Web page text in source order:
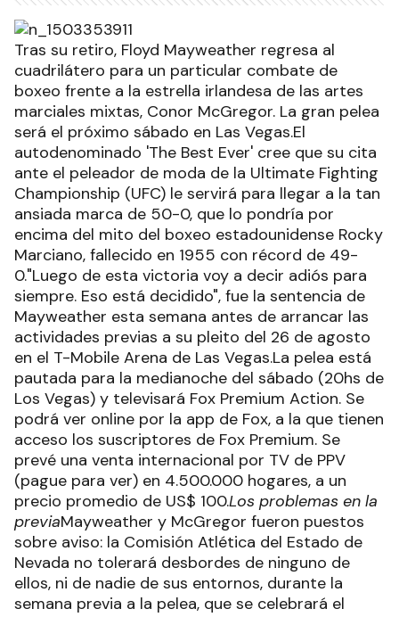
Tras su retiro, Floyd Mayweather regresa al
cuadrilátero para un particular combate de
boxeo frente a la estrella irlandesa de las artes
marciales mixtas, Conor McGregor. La gran pelea
será el próximo sábado en Las Vegas.El
autodenominado 'The Best Ever' cree que su cita
ante el peleador de moda de la Ultimate Fighting
Championship (UFC) le servirá para llegar a la tan
ansiada marca de 50-0, que lo pondría por
encima del mito del boxeo estadounidense Rocky
Marciano, fallecido en 1955 con récord de 49-
0."Luego de esta victoria voy a decir adiós para
siempre. Eso está decidido", fue la sentencia de
Mayweather esta semana antes de arrancar las
actividades previas a su pleito del 26 de agosto
en el T-Mobile Arena de Las Vegas.La pelea está
pautada para la medianoche del sábado (20hs de
Los Vegas) y televisará Fox Premium Action. Se
podrá ver online por la app de Fox, a la que tienen
acceso los suscriptores de Fox Premium. Se
prevé una venta internacional por TV de PPV
(pague para ver) en 4.500.000 hogares, a un
precio promedio de US$ 100.Los problemas en la
previaMayweather y McGregor fueron puestos
sobre aviso: la Comisión Atlética del Estado de
Nevada no tolerará desbordes de ninguno de
ellos, ni de nadie de sus entornos, durante la
semana previa a la pelea, que se celebrará el